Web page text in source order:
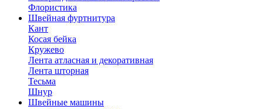
Флористика
Швейная фуртнитура
Кант
Косая бейка
Кружево
Лента aтласная и декоративная
Лента шторная
Тесьма
Шнур
Швейные машины